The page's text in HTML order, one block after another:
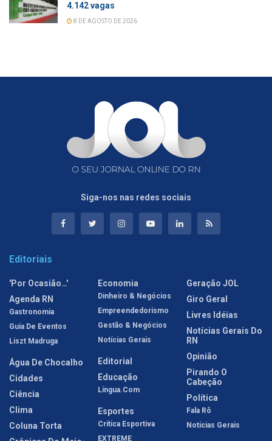
4.142 vagas
8 DE AGOSTO DE 2026
Siga-nos nas redes sociais
Editoriais
'Por Ocasião…'
Agenda RN
Gastronomia
Guia De Eventos
Liszt Madruga
Água De Chocalho
Cidades
Ciência
Clima
Coluna Torta
Economia
Dinheiro & Negócios
Empreendedorismo
Gestão & Negócios
Notícias Gerais
Editorial
Educação
Língua.com
Esportes
Crítica Esportiva
EXTREME
Geração JOL
Giro Geral
Livres Idéias
Notícias Gerais Do
RN
Opinião
Pirando O
Cabeção
Política
Fala Rô
Notícias Gerais